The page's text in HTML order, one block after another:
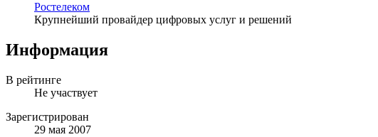
Ростелеком
Крупнейший провайдер цифровых услуг и решений
Информация
В рейтинге
Не участвует
Зарегистрирован
29 мая 2007